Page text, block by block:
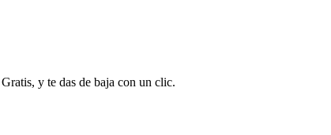
y te das de baja con un clic.